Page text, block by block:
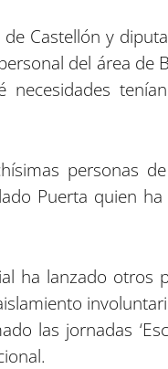
Castellón y
del área de
personas
Puerta quien
ha lanzado otros
las jornadas